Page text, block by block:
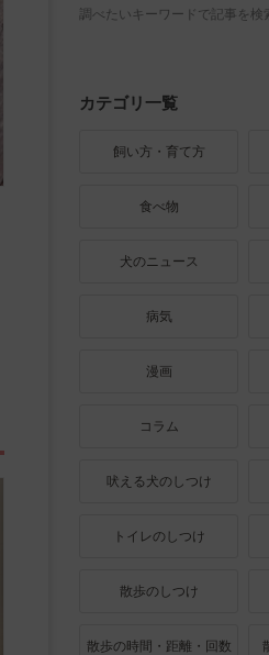
調べたいキーワードで記事を検
カテゴリ一覧
飼い方・育て方
食べ物
犬のニュース
病気
漫画
コラム
吠える犬のしつけ
トイレのしつけ
散歩のしつけ
散歩の時間・距離・回数